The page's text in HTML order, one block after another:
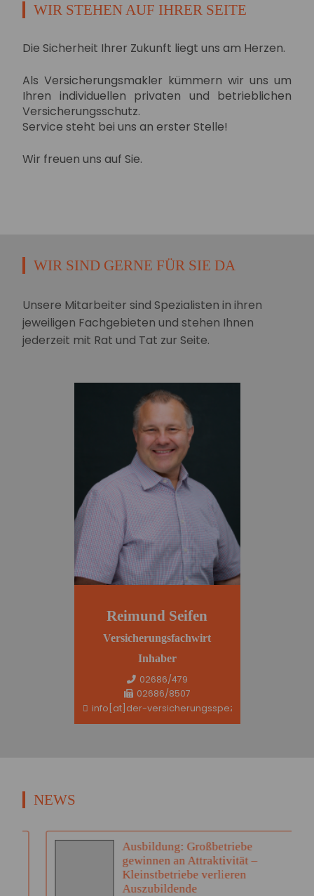
WIR STEHEN AUF IHRER SEITE
Die Sicherheit Ihrer Zukunft liegt uns am Herzen.
Als Versicherungsmakler kümmern wir uns um
Ihren individuellen privaten und betrieblichen
Versicherungsschutz.
Service steht bei uns an erster Stelle!
Wir freuen uns auf Sie.
WIR SIND GERNE FÜR SIE DA
Unsere Mitarbeiter sind Spezialisten in ihren
jeweiligen Fachgebieten und stehen Ihnen
jederzeit mit Rat und Tat zur Seite.
Reimund Seifen
Versicherungsfachwirt
Inhaber
02686/479
02686/8507
info[at]der-versicherungsspezi.de
NEWS
Ausbildung: Großbetriebe
gewinnen an Attraktivität –
Kleinstbetriebe verlieren
Auszubildende